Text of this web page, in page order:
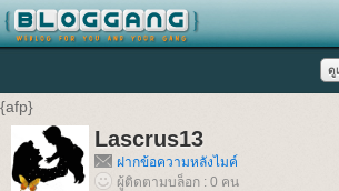
{afp}
Lascrus13
ฝากข้อความหลังไมค์
ผู้ติดตามบล็อก : 0 คน